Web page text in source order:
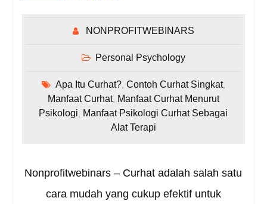
NONPROFITWEBINARS
Personal Psychology
Apa Itu Curhat?, Contoh Curhat Singkat,
Manfaat Curhat, Manfaat Curhat Menurut
Psikologi
Manfaat Psikologi Curhat Sebagai
Alat Terapi
Nonprofitwebinars – Curhat adalah salah satu
cara mudah yang cukup efektif untuk